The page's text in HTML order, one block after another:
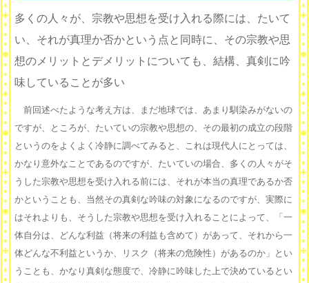
多くの人々が、宗教や思想を受け入れる際には、たいて
い、それが真理か否かという点と同時に、その宗教や思
想のメリットとデメリットについても、結構、真剣に吟
味していることが多い
前回述べたような考え方は、まだ地球では、あまり馴染みがないの
ですが、ところが、たいていの宗教や思想の、その最初の成立の段階
というのをよくよく冷静に調べてみると、これは現代人にとっては、
かなり意外なことであるのですが、たいていの場合、多くの人々がそ
うした宗教や思想を受け入れる前には、それが本当の真理であるか否
かということも、当然その真剣な吟味の対象になるのですが、実際に
はそれよりも、そうした宗教や思想を受け入れることによって、「一
体自分は、どんな利益（将来の利益も含めて）があって、それから一
体どんな不利益というか、リスク（将来の危険性）があるのか」とい
うことも、かなり真剣な態度で、冷静に吟味した上で決めているとい